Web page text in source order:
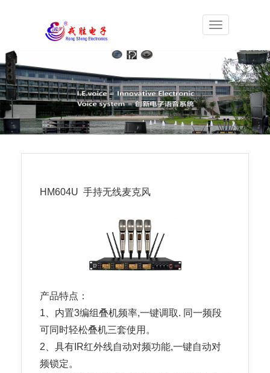
展
开
航
HM604U 手持无线麦克风
产品特点：
1、内置3编组叠机频率,一键调取. 同一频段
可同时轻松叠机三套使用。
2、具有IR红外线自动对频功能,一键自动对
频锁定。